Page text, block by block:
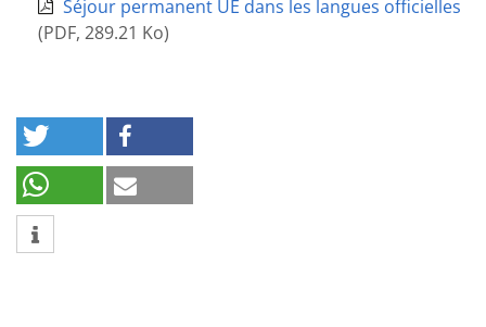
Séjour permanent UE dans les langues officielles
(PDF, 289.21 Ko)